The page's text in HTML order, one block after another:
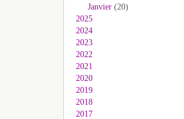
Janvier (20)
2025
2024
2023
2022
2021
2020
2019
2018
2017